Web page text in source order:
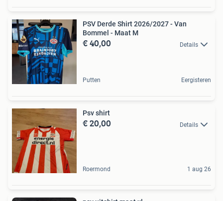
PSV Derde Shirt 2026/2027 - Van
Bommel - Maat M
€ 40,00 Details
Putten Eergisteren
Psv shirt
€ 20,00 Details
Roermond 1 aug 26